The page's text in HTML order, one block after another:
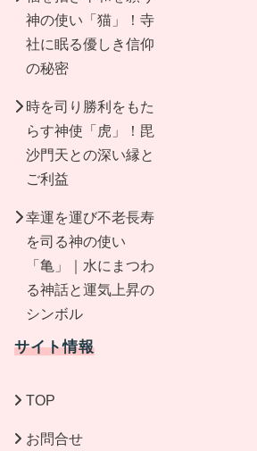
神の使い「猫」！寺
社に眠る優しき信仰
の秘密
時を司り勝利をもた
らす神使「虎」！毘
沙門天との深い縁と
ご利益
幸運を運び不老長寿
を司る神の使い
「亀」｜水にまつわ
る神話と運気上昇の
シンボル
サイト情報
TOP
お問合せ